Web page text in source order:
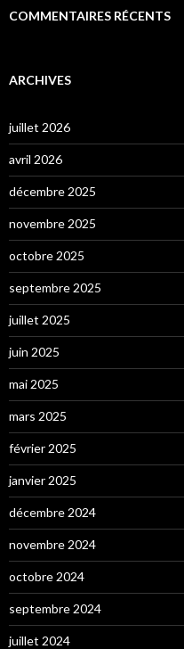
COMMENTAIRES RÉCENTS
ARCHIVES
juillet 2026
avril 2026
décembre 2025
novembre 2025
octobre 2025
septembre 2025
juillet 2025
juin 2025
mai 2025
mars 2025
février 2025
janvier 2025
décembre 2024
novembre 2024
octobre 2024
septembre 2024
juillet 2024